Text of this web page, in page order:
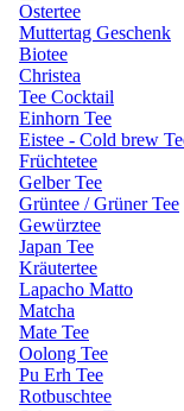
Ostertee
Muttertag Geschenk
Biotee
Christea
Tee Cocktail
Einhorn Tee
Eistee - Cold brew
Früchtetee
Gelber Tee
Grüntee / Grüner Tee
Gewürztee
Japan Tee
Kräutertee
Lapacho Matto
Matcha
Mate Tee
Oolong Tee
Pu Erh Tee
Rotbuschtee